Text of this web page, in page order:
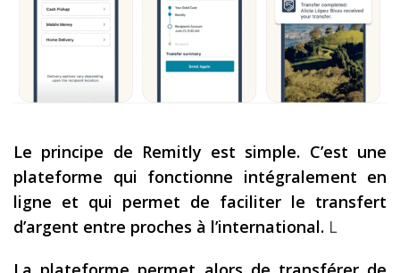
Le principe de Remitly est simple. C’est une
plateforme qui fonctionne intégralement en
ligne et qui permet de faciliter le transfert
d’argent entre proches à l’international. L